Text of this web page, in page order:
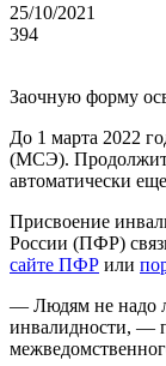
25/10/2021
394
Заочную форму
До 1 марта 2022
(МСЭ). Продолжит
автоматически
Присвоение
России (ПФР)
сайте ПФР или
— Людям не надо
инвалидности, —